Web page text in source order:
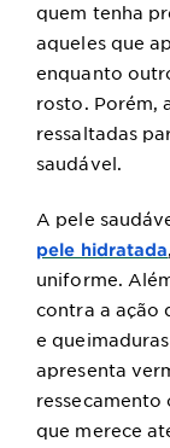
quem tenha
aqueles que
enquanto
rosto. Porém,
ressaltadas
saudável.
A pele
pele hidratada,
uniforme.
contra a ação
e
apresenta
ressecamento
que merece